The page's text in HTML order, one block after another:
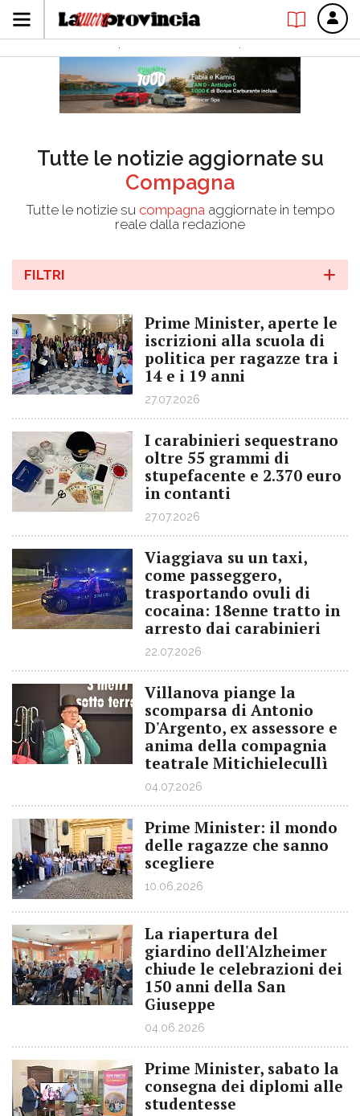
Tutte le notizie aggiornate su
Compagna
Tutte le notizie su compagnaaggiornate in tempo
reale dalla redazione
FILTRI
Prime Minister, aperte le
iscrizioni alla scuola di
politica per ragazze tra i
14 e i 19 anni
27.07.2026
I carabinieri sequestrano
oltre 55 grammi di
stupefacente e 2.370 euro
in contanti
27.07.2026
Viaggiava su un taxi,
come passeggero,
trasportando ovuli di
cocaina: 18enne tratto in
arresto dai carabinieri
22.07.2026
Villanova piange la
scomparsa di Antonio
D'Argento, ex assessore e
anima della compagnia
teatrale Mitichielecullì
04.07.2026
Prime Minister: il mondo
delle ragazze che sanno
scegliere
10.06.2026
La riapertura del
giardino dell'Alzheimer
chiude le celebrazioni dei
150 anni della San
Giuseppe
04.06.2026
Prime Minister, sabato la
consegna dei diplomi alle
studentesse